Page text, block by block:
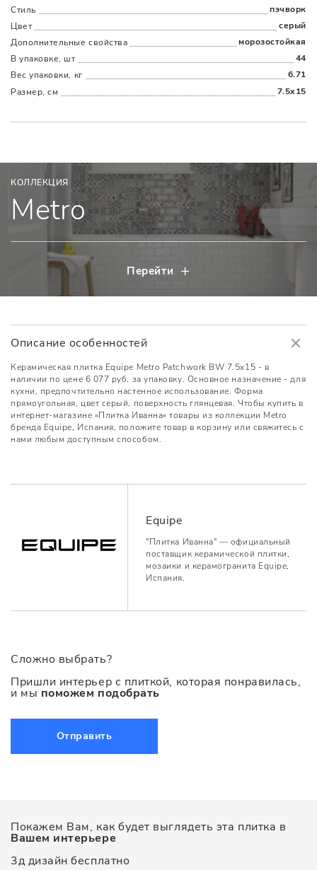
Стиль
пэчворк
Цвет
серый
Дополнительные cвойства
морозостойкая
В упаковке, шт
44
Вес упаковки, кг
6.71
Размер, см
7.5x15
КОЛЛЕКЦИЯ
Metro
Перейти
Описание особенностей
Керамическая плитка Equipe Metro Patchwork BW 7.5x15 - в
наличии по цене 6 077 руб. за упаковку. Основное назначение - для
кухни, предпочтительно настенное использование. Форма
прямоугольная, цвет серый, поверхность глянцевая. Чтобы купить в
интернет-магазине «Плитка Иванна» товары из коллекции Metro
бренда Equipe, Испания, положите товар в корзину или свяжитесь с
нами любым доступным способом.
Equipe
"Плитка Иванна" — официальный
поставщик керамической плитки,
мозаики и керамогранита Equipe,
Испания.
Сложно выбрать?
Пришли интерьер с плиткой, которая понравилась,
и мы поможем подобрать
Отправить
Покажем Вам, как будет выглядеть эта плитка в
Вашем интерьере
3д дизайн бесплатно